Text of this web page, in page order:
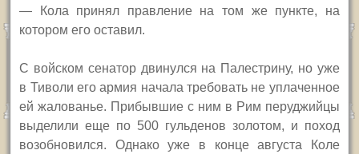
— Кола принял правление на том же пункте, на
котором его оставил.
С войском сенатор двинулся на Палестрину, но уже
в Тиволи его армия начала требовать не уплаченное
ей жалованье. Прибывшие с ним в Рим перуджийцы
выделили еще по 500 гульденов золотом, и поход
возобновился. Однако уже в конце августа Коле